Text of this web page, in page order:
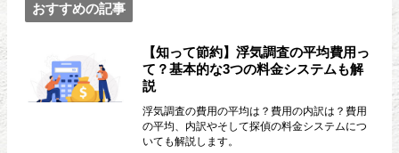
おすすめの記事
【知って節約】浮気調査の平均費用っ
て？基本的な3つの料金システムも解
説
浮気調査の費用の平均は？費用の内訳は？費用
の平均、内訳やそして探偵の料金システムにつ
いても解説します。